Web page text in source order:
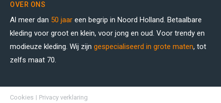
OVER ONS
Al meer dan 50 jaar een begrip in Noord Holland. Betaalbare
kleding voor groot en klein, voor jong en oud. Voor trendy en
modieuze kleding. Wij zijn gespecialiseerd in grote maten, tot
zelfs maat 70.
Cookies Privacy verklaring